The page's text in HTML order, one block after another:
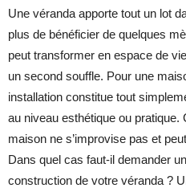
Une véranda apporte tout un lot
plus de bénéficier de quelques
peut transformer en espace de
un second souffle. Pour une
installation constitue tout
au niveau esthétique ou pratique.
maison ne s’improvise pas et
Dans quel cas faut-il demander
construction de votre véranda ?